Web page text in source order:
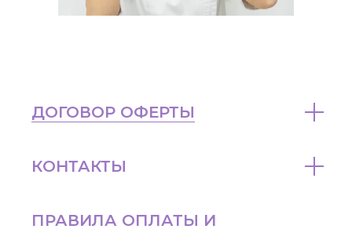
ДОГОВОР ОФЕРТЫ
КОНТАКТЫ
ПРАВИЛА ОПЛАТЫ И